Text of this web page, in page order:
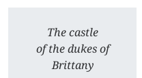
The castle
of the dukes of
Brittany